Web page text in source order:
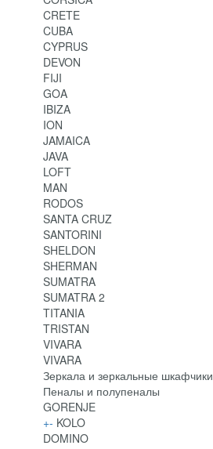
CRETE
CUBA
CYPRUS
DEVON
FIJI
GOA
IBIZA
ION
JAMAICA
JAVA
LOFT
MAN
RODOS
SANTA CRUZ
SANTORINI
SHELDON
SHERMAN
SUMATRA
SUMATRA 2
TITANIA
TRISTAN
VIVARA
VIVARA
Зеркала и зеркальные шкафчики
Пеналы и полупеналы
GORENJE
+- KOLO
DOMINO